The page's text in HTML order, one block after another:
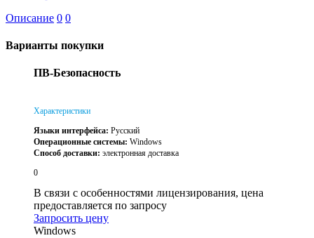
Описание 0 0
Варианты покупки
ПВ-Безопасность
Характеристики
Языки интерфейса: Русский
Операционные системы: Windows
Способ доставки: электронная доставка
0
В связи с особенностями лицензирования, цена
предоставляется по запросу
Запросить цену
Windows